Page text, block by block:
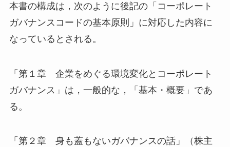
本書の構成は，次のように後記の「コーポレート
ガバナンスコードの基本原則」に対応した内容に
なっているとされる。
「第１章 企業をめぐる環境変化とコーポレート
ガバナンス」は，一般的な，「基本・概要」であ
る。
「第２章 身も蓋もないガバナンスの話」（株主